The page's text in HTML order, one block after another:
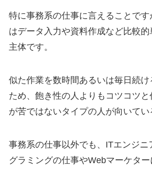
特に事務系の仕事に言えることです
はデータ入力や資料作成など比較
主体です。
似た作業を数時間あるいは毎日続け
ため、飽き性の人よりもコツコツと
が苦ではないタイプの人が向いてい
事務系の仕事以外でも、ITエンジニ
グラミングの仕事やWebマーケタ